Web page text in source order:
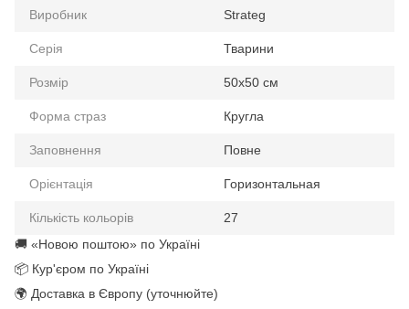
Виробник Strateg
Серія Тварини
Розмір 50x50 см
Форма страз Кругла
Заповнення Повне
Орієнтація Горизонтальная
Кількість кольорів
27
🚚 «Новою поштою» по Україні
📦 Кур'єром по Україні
🌍 Доставка в Європу (уточнюйте)